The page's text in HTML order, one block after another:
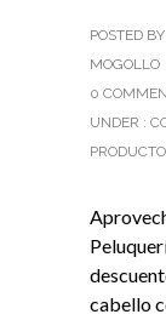
POSTED
MOGOLLO
0
UNDER :
cabello